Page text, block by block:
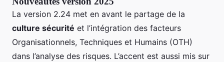
La version 2.24 met en avant le partage de la
culture sécurité et l’intégration des facteurs
Organisationnels, Techniques et Humains (OTH)
dans l’analyse des risques. L’accent est aussi mis sur